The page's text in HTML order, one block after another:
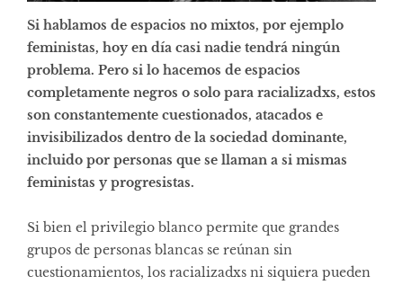
Si hablamos de espacios no mixtos, por ejemplo
feministas, hoy en día casi nadie tendrá ningún
problema. Pero si lo hacemos de espacios
completamente negros o solo para racializadxs, estos
son constantemente cuestionados, atacados e
invisibilizados dentro de la sociedad dominante,
incluido por personas que se llaman a si mismas
feministas y progresistas.
Si bien el privilegio blanco permite que grandes
grupos de personas blancas se reúnan sin
cuestionamientos, los racializadxs ni siquiera pueden